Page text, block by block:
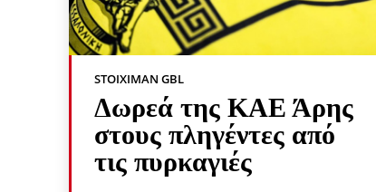
STOIXIMAN GBL
Δωρεά της ΚΑΕ Άρης
στους πληγέντες από
τις πυρκαγιές